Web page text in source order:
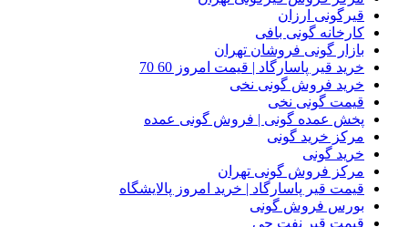
قیرگونی ارزان
کارخانه گونی بافی
بازار گونی فروشان تهران
خرید قیر پاسارگاد | قیمت امروز 60 70
خرید فروش گونی نخی
قیمت گونی نخی
پخش عمده گونی | فروش گونی عمده
مرکز خرید گونی
خرید گونی
مرکز فروش گونی تهران
قیمت قیر پاسارگاد | خرید امروز پالایشگاه
بورس فروش گونی
قیمت قیر نفت جی